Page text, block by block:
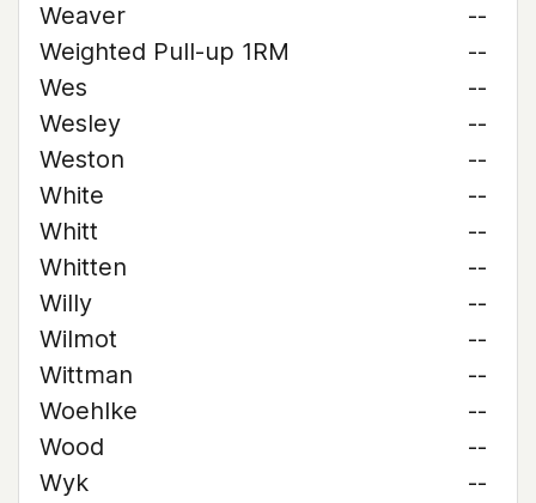
Weaver
--
Weighted Pull-up 1RM
--
Wes
--
Wesley
--
Weston
--
White
--
Whitt
--
Whitten
--
Willy
--
Wilmot
--
Wittman
--
Woehlke
--
Wood
--
Wyk
--